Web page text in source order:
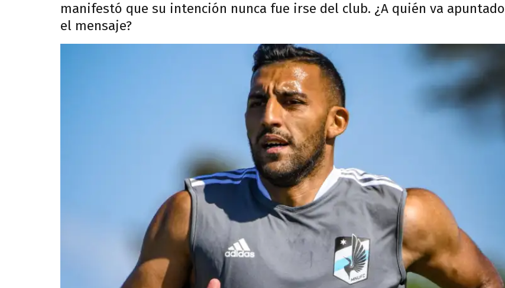
manifestó que su intención nunca fue irse del club. ¿A quién va apuntado
el mensaje?